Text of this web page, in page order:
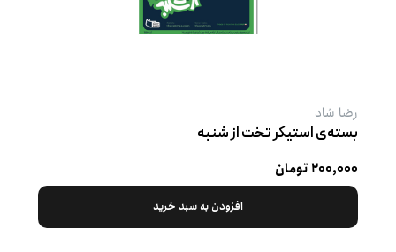
رضا شاد
بسته‌ی استیکر تخت از شنبه
۲۰۰,۰۰۰ تومان
افزودن به سبد خرید